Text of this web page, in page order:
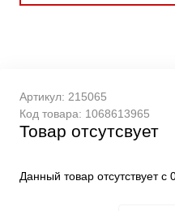
Артикул: 215065
Код товара: 1068613965
Товар отсутсвует
Данный товар отсутствует с